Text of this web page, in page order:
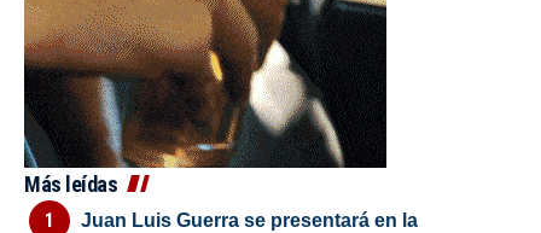
Más leídas
Juan Luis Guerra se presentará en la